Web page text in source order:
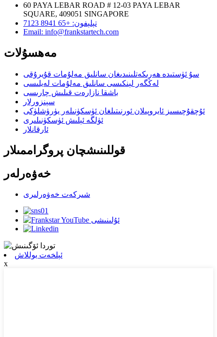
60 PAYA LEBAR ROAD # 12-03 PAYA LEBAR
SQUARE, 409051 SINGAPORE
تېلېفون: +65 8941 7123
Email: info@frankstartech.com
مەھسۇلات
سۇ ئۈستىدە ھەرىكەتلىنىدىغان سانلىق مەلۇمات قۇيرۇقى
لەڭگەر لېنكىسى سانلىق مەلۇمات لەيلىسى
باشقا نازارەت قىلىش چارىسى
سېنزورلار
ئۇچقۇچىسىز ئايروپىلان ئورنىتىلغان ئۈسكۈنىلەر يۈرۈشلۈكى
ئۈلگە ئېلىش ئۈسكۈنىلىرى
ئارقانلار
قوللىنىشچان پروگراممىلار
خەۋەرلەر
شىركەت خەۋەرلىرى
ئېلخەت يوللاش
x